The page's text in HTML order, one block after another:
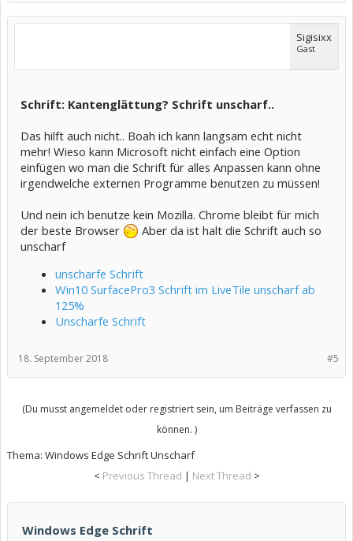
Sigisixx
Gast
Schrift: Kantenglättung? Schrift unscharf..
Das hilft auch nicht.. Boah ich kann langsam echt nicht
mehr! Wieso kann Microsoft nicht einfach eine Option
einfügen wo man die Schrift für alles Anpassen kann ohne
irgendwelche externen Programme benutzen zu müssen!
Und nein ich benutze kein Mozilla. Chrome bleibt für mich
der beste Browser
Aber da ist halt die Schrift auch so
unscharf
unscharfe Schrift
Win10 SurfacePro3 Schrift im LiveTile unscharf ab
125%
Unscharfe Schrift
#5
18. September 2018
(Du musst angemeldet oder registriert sein, um Beiträge verfassen zu
können. )
Thema: Windows Edge Schrift Unscharf
< Previous Thread | Next Thread >
Windows Edge Schrift